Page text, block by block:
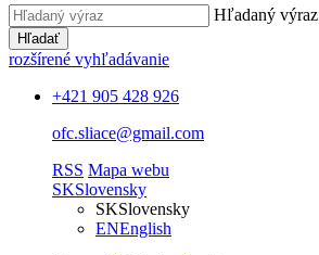
Hľadaný výraz
Hľadať
rozšírené vyhľadávanie
+421 905 428 926
ofc.sliace@gmail.com
RSS Mapa webu
SKSlovensky
SKSlovensky
ENEnglish